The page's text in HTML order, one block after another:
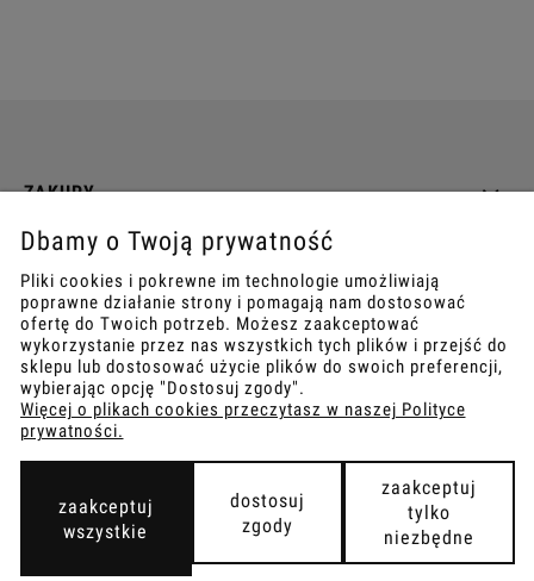
ZAKUPY
INFO
REGULAMINY
COPYRIGHT © 2021
TEMPISH.WYKONANIE:BOMBARDIER.PRO
Dbamy o Twoją prywatność
Pliki cookies i pokrewne im technologie umożliwiają
poprawne działanie strony i pomagają nam dostosować
ofertę do Twoich potrzeb. Możesz zaakceptować
wykorzystanie przez nas wszystkich tych plików i przejść do
sklepu lub dostosować użycie plików do swoich preferencji,
wybierając opcję "Dostosuj zgody".
Więcej o plikach cookies przeczytasz w naszej Polityce
prywatności.
zaakceptuj
tylko
niezbędne
dostosuj
zgody
zaakceptuj
wszystkie